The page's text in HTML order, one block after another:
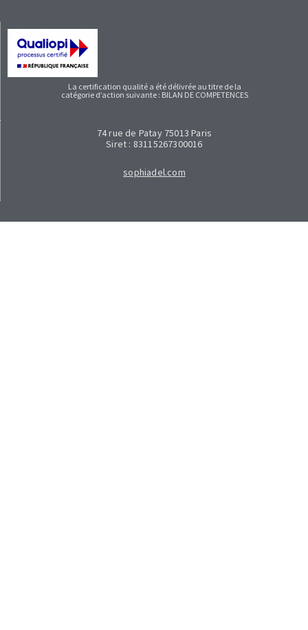
La certification qualité a été délivrée au titre de la
catégorie d’action suivante : BILAN DE COMPETENCES
74 rue de Patay 75013 Paris
Siret : 83115267300016
sophiadel.com